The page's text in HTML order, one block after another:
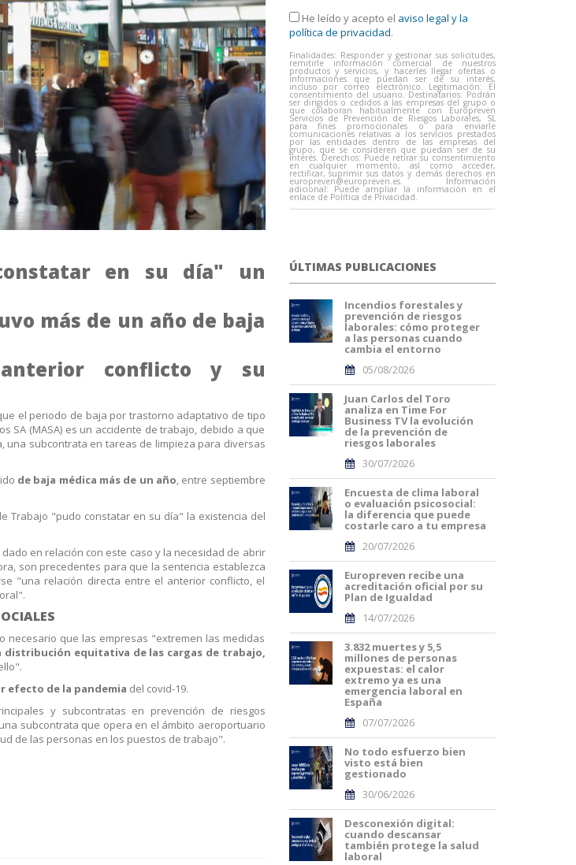
en su día" un
más de un año de baja
conflicto y su
el periodo de baja por trastorno adaptativo de tipo
(MASA) es un accidente de trabajo, debido a que
subcontrata en tareas de limpieza para diversas
de baja médica más de un año, entre septiembre
Trabajo "pudo constatar en su día" la existencia del
en relación con este caso y la necesidad de abrir
son precedentes para que la sentencia establezca
"una relación directa entre el anterior conflicto, el
necesario que las empresas "extremen las medidas
distribución equitativa de las cargas de trabajo,
efecto de la pandemia del covid-19.
y subcontratas en prevención de riesgos
subcontrata que opera en el ámbito aeroportuario
de las personas en los puestos de trabajo".
He leído y acepto el aviso legal y la
política de privacidad.
Finalidades: Responder y gestionar sus solicitudes,
remitirle información comercial de nuestros
productos y servicios, y hacerles llegar ofertas o
informaciones que puedan ser de su interés,
incluso por correo electrónico. Legitimación: El
consentimiento del usuario. Destinatarios: Podrán
ser dirigidos o cedidos a las empresas del grupo o
que colaboran habitualmente con Europreven
Servicios de Prevención de Riesgos Laborales, SL
para fines promocionales o para enviarle
comunicaciones relativas a los servicios prestados
por las entidades dentro de las empresas del
grupo, que se consideren que puedan ser de su
interés. Derechos: Puede retirar su consentimiento
en cualquier momento, así como acceder,
rectificar, suprimir sus datos y demás derechos en
europreven@europreven.es. Información
adicional: Puede ampliar la información en el
enlace de Política de Privacidad.
ÚLTIMAS PUBLICACIONES
Incendios forestales y
prevención de riesgos
laborales: cómo proteger
a las personas cuando
cambia el entorno
05/08/2026
Juan Carlos del Toro
analiza en Time For
Business TV la evolución
de la prevención de
riesgos laborales
30/07/2026
Encuesta de clima laboral
o evaluación psicosocial:
la diferencia que puede
costarle caro a tu empresa
20/07/2026
Europreven recibe una
acreditación oficial por su
Plan de Igualdad
14/07/2026
3.832 muertes y 5,5
millones de personas
expuestas: el calor
extremo ya es una
emergencia laboral en
España
07/07/2026
No todo esfuerzo bien
visto está bien
gestionado
30/06/2026
Desconexión digital:
cuando descansar
también protege la salud
laboral